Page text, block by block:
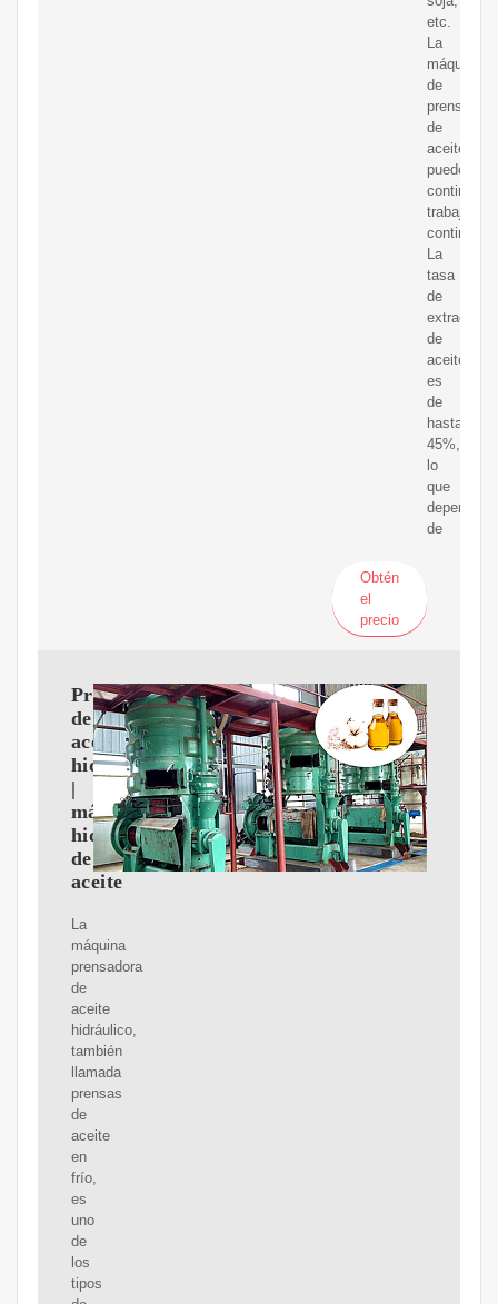
etc.
La
máquina
de
prensa
de
aceite
puede
continuar
trabajo
continuo
La
tasa
de
extracción
de
aceite
es
de
hasta
45%,
lo
que
depende
de
Obtén
el
precio
Prensa
de
aceite
hidráulica
|
máquina
hidráulica
de
aceite
La
máquina
prensadora
de
aceite
hidráulico,
también
llamada
prensas
de
aceite
en
frío,
es
uno
de
los
tipos